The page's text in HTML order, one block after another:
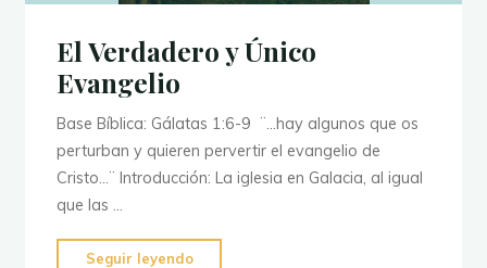
El Verdadero y Único
Evangelio
Base Bíblica: Gálatas 1:6-9 ¨…hay algunos que os
perturban y quieren pervertir el evangelio de
Cristo…¨ Introducción: La iglesia en Galacia, al igual
que las …
Seguir leyendo